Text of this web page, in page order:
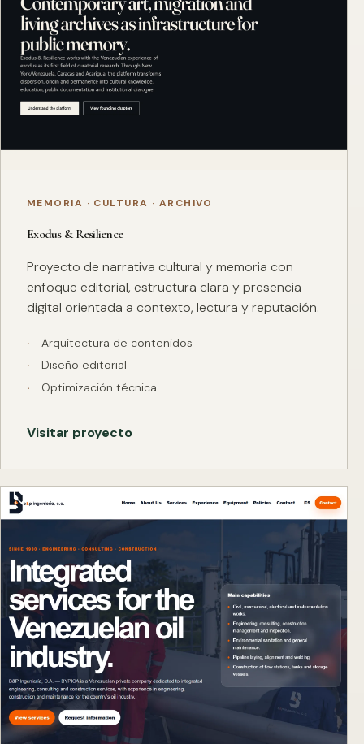
MEMORIA · CULTURA · ARCHIVO
Exodus & Resilience
Proyecto de narrativa cultural y memoria con
enfoque editorial, estructura clara y presencia
digital orientada a contexto, lectura y reputación.
Arquitectura de contenidos
Diseño editorial
Optimización técnica
Visitar proyecto